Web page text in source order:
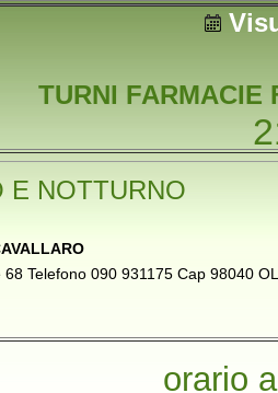
TURNI FARMACIE
E NOTTURNO
68 Telefono 090 931175 Cap 98040
orario